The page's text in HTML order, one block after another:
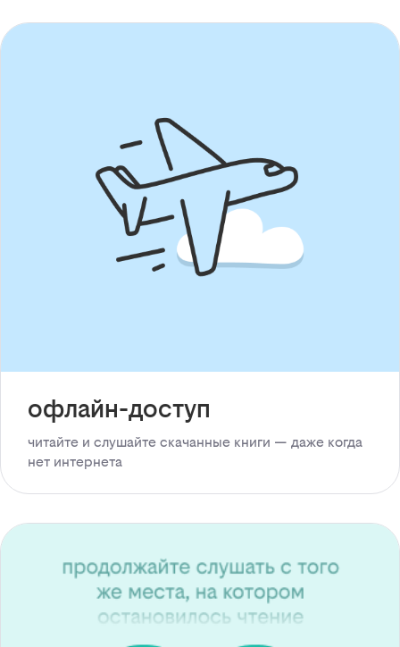
офлайн-доступ
читайте и слушайте скачанные книги — даже когда
нет интернета